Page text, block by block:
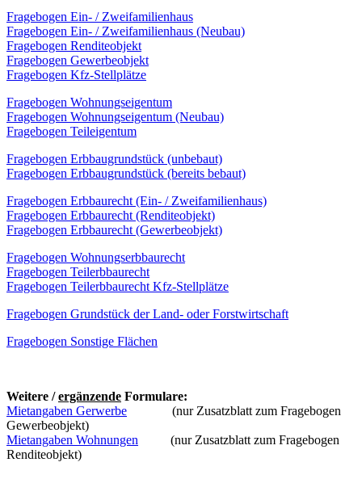
Fragebogen Ein- / Zweifamilienhaus
Fragebogen Ein- / Zweifamilienhaus (Neubau)
Fragebogen Renditeobjekt
Fragebogen Gewerbeobjekt
Fragebogen Kfz-Stellplätze
Fragebogen Wohnungseigentum
Fragebogen Wohnungseigentum (Neubau)
Fragebogen Teileigentum
Fragebogen Erbbaugrundstück (unbebaut)
Fragebogen Erbbaugrundstück (bereits bebaut)
Fragebogen Erbbaurecht (Ein- / Zweifamilienhaus)
Fragebogen Erbbaurecht (Renditeobjekt)
Fragebogen Erbbaurecht (Gewerbeobjekt)
Fragebogen Wohnungserbbaurecht
Fragebogen Teilerbbaurecht
Fragebogen Teilerbbaurecht Kfz-Stellplätze
Fragebogen Grundstück der Land- oder Forstwirtschaft
Fragebogen Sonstige Flächen
Weitere /ergänzende Formulare:
Mietangaben Gerwerbe (nur Zusatzblatt zum Fragebogen
Gewerbeobjekt)
Mietangaben Wohnungen (nur Zusatzblatt zum Fragebogen
Renditeobjekt)